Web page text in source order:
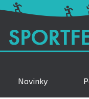
Novinky